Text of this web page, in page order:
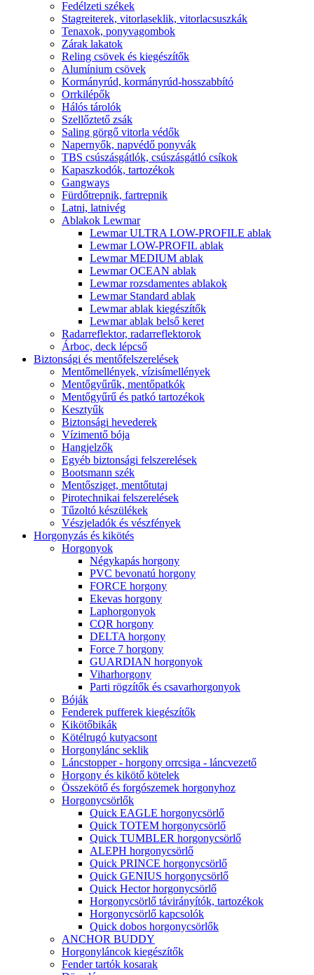
Fedélzeti székek
Stagreiterek, vitorlaseklik, vitorlacsuszkák
Tenaxok, ponyvagombok
Zárak lakatok
Reling csövek és kiegészítők
Alumínium csövek
Kormányrúd, kormányrúd-hosszabbító
Orrkilépők
Hálós tárolók
Szellőztető zsák
Saling görgő vitorla védők
Napernyők, napvédő ponyvák
TBS csúszásgátlók, csúszásgátló csíkok
Kapaszkodók, tartozékok
Gangways
Fürdőtrepnik, fartrepnik
Latni, latnivég
Ablakok Lewmar
Lewmar ULTRA LOW-PROFILE ablak
Lewmar LOW-PROFIL ablak
Lewmar MEDIUM ablak
Lewmar OCEAN ablak
Lewmar rozsdamentes ablakok
Lewmar Standard ablak
Lewmar ablak kiegészítők
Lewmar ablak belső keret
Radarreflektor, radarreflektorok
Árboc, deck lépcső
Biztonsági és mentőfelszerelések
Mentőmellények, vízisímellények
Mentőgyűrűk, mentőpatkók
Mentőgyűrű és patkó tartozékok
Kesztyűk
Biztonsági hevederek
Vízimentő bója
Hangjelzők
Egyéb biztonsági felszerelések
Bootsmann szék
Mentősziget, mentőtutaj
Pirotechnikai felszerelések
Tűzoltó készülékek
Vészjeladók és vészfények
Horgonyzás és kikötés
Horgonyok
Négykapás horgony
PVC bevonatú horgony
FORCE horgony
Ekevas horgony
Laphorgonyok
CQR horgony
DELTA horgony
Force 7 horgony
GUARDIAN horgonyok
Viharhorgony
Parti rögzítők és csavarhorgonyok
Bóják
Fenderek pufferek kiegészítők
Kikötőbikák
Kötélrugó kutyacsont
Horgonylánc seklik
Láncstopper - horgony orrcsiga - láncvezető
Horgony és kikötő kötelek
Összekötő és forgószemek horgonyhoz
Horgonycsörlők
Quick EAGLE horgonycsörlő
Quick TOTEM horgonycsörlő
Quick TUMBLER horgonycsörlő
ALEPH horgonycsörlő
Quick PRINCE horgonycsörlő
Quick GENIUS horgonycsörlő
Quick Hector horgonycsörlő
Horgonycsörlő távirányítók, tartozékok
Horgonycsörlő kapcsolók
Quick dobos horgonycsörlők
ANCHOR BUDDY
Horgonyláncok kiegészítők
Fender tartók kosarak